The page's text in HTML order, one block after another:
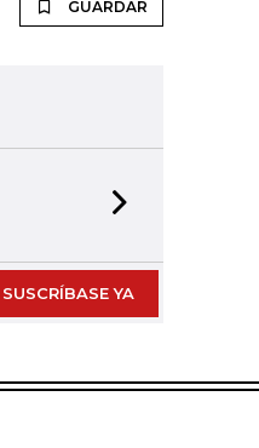
GUARDAR
SUSCRÍBASE YA